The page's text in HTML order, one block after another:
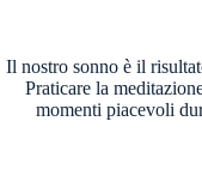
Il nostro sonno è il
Praticare la
momenti piacevoli